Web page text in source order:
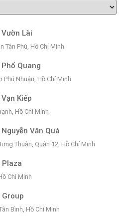
Lài
Tân Phú, Hồ Chí Minh
Quang
Phú Nhuận, Hồ Chí Minh
Kiếp
Hồ Chí Minh
Văn Quá
Thuận, Quận 12, Hồ Chí Minh
Plaza
Chí Minh
Group
Bình, Hồ Chí Minh